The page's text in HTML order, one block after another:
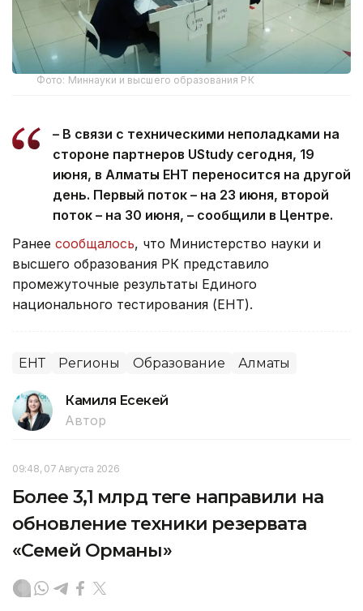
Фото: Миннауки и высшего образования РК
– В связи с техническими неполадками на
стороне партнеров UStudy сегодня, 19
июня, в Алматы ЕНТ переносится на другой
день. Первый поток – на 23 июня, второй
поток – на 30 июня, – сообщили в Центре.
Ранее сообщалось, что Министерство науки и
высшего образования РК представило
промежуточные результаты Единого
национального тестирования (ЕНТ).
ЕНТ Регионы Образование Алматы
Камиля Есекей
Автор
09:48, 07 Августа 2026
Более 3,1 млрд теңге направили на
обновление техники резервата
«Семей Орманы»